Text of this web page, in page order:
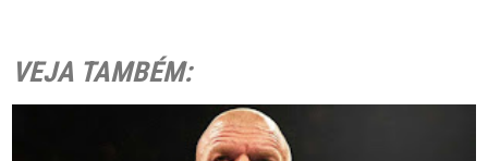
VEJA TAMBÉM: